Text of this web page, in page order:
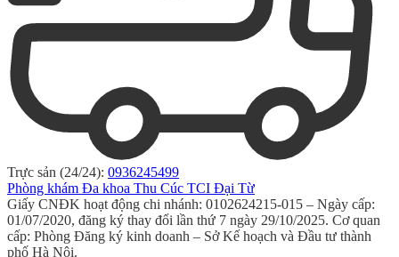
Trực sản (24/24): 0936245499
Phòng khám Đa khoa Thu Cúc TCI Đại Từ
Giấy CNĐK hoạt động chi nhánh: 0102624215-015 – Ngày cấp:
01/07/2020, đăng ký thay đổi lần thứ 7 ngày 29/10/2025. Cơ quan
cấp: Phòng Đăng ký kinh doanh – Sở Kế hoạch và Đầu tư thành
phố Hà Nội.